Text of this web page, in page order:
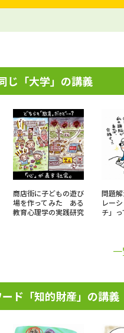
じ「大学」の講義
商店街に子どもの遊び
場を作ってみた ある
教育心理学の実践研究
問題
レー
チ」っ
ド「知的財産」の講義